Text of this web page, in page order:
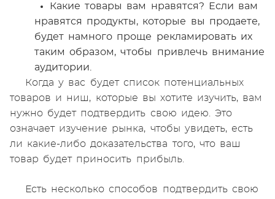
Какие товары вам нравятся? Если вам
нравятся продукты, которые вы продаете,
будет намного проще рекламировать их
таким образом, чтобы привлечь внимание
аудитории.
Когда у вас будет список потенциальных
товаров и ниш, которые вы хотите изучить, вам
нужно будет подтвердить свою идею. Это
означает изучение рынка, чтобы увидеть, есть
ли какие-либо доказательства того, что ваш
товар будет приносить прибыль.
Есть несколько способов подтвердить свою